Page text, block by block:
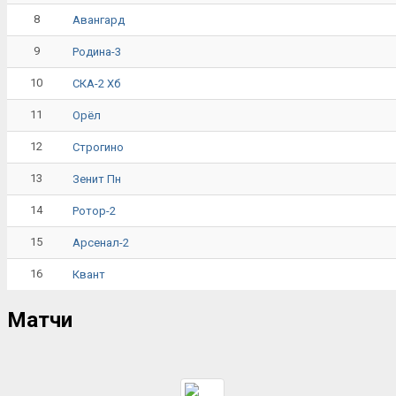
8 Авангард
9 Родина-3
10 СКА-2 Хб
11 Орёл
12 Строгино
13 Зенит Пн
14 Ротор-2
15 Арсенал-2
16 Квант
Матчи